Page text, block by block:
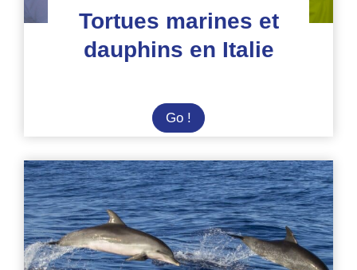
Tortues marines et
dauphins en Italie
Go ! Tortues
marines
dauphins
en
Italie